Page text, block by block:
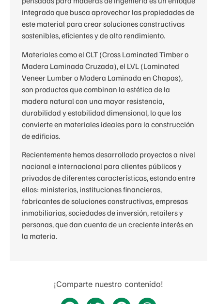
integrado que busca aprovechar las propiedades de
este material para crear soluciones constructivas
sostenibles, eficientes y de alto rendimiento.
Materiales como el CLT (Cross Laminated Timber o
Madera Laminada Cruzada), el LVL (Laminated
Veneer Lumber o Madera Laminada en Chapas),
son productos que combinan la estética de la
madera natural con una mayor resistencia,
durabilidad y estabilidad dimensional, lo que las
convierte en materiales ideales para la construcción
de edificios.
Recientemente hemos desarrollado proyectos a nivel
nacional e internacional para clientes públicos y
privados de diferentes características, estando entre
ellos: ministerios, instituciones financieras,
fabricantes de soluciones constructivas, empresas
inmobiliarias, sociedades de inversión, retailers y
personas, que dan cuenta de un creciente interés en
la materia.
¡Comparte nuestro contenido!